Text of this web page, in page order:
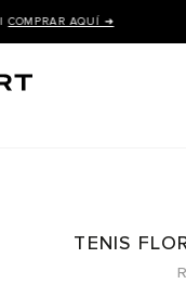
|COMPRAR AQUÍ ➜
TENIS